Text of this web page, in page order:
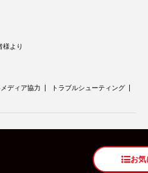
様より
ディア協力
トラブルシューティング
お気